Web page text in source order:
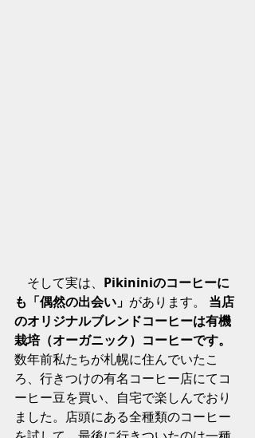
そして実は、 Pikininiのコーヒーに
も「偶然の出会い」 があります。
当店
のオリジナルブレンドコーヒーは有機
栽培（オーガニック）コーヒーです。
数年前私たちが札幌に住んでいたこ
ろ、行きつけの有名コーヒー店にてコ
ーヒー豆を買い、自宅で楽しんでおり
ました。店頭にある全種類のコーヒー